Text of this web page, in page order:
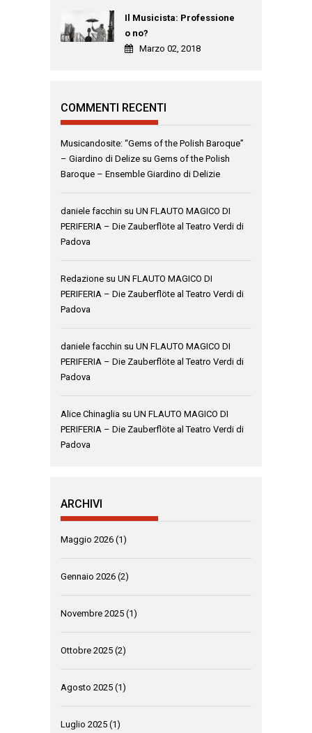
Il Musicista: Professione
o no?
Marzo 02, 2018
COMMENTI RECENTI
Musicandosite: “Gems of the Polish Baroque”
– Giardino di Delize su Gems of the Polish
Baroque – Ensemble Giardino di Delizie
daniele facchin su UN FLAUTO MAGICO DI
PERIFERIA – Die Zauberflöte al Teatro Verdi di
Padova
Redazione su UN FLAUTO MAGICO DI
PERIFERIA – Die Zauberflöte al Teatro Verdi di
Padova
daniele facchin su UN FLAUTO MAGICO DI
PERIFERIA – Die Zauberflöte al Teatro Verdi di
Padova
Alice Chinaglia su UN FLAUTO MAGICO DI
PERIFERIA – Die Zauberflöte al Teatro Verdi di
Padova
ARCHIVI
Maggio 2026 (1)
Gennaio 2026 (2)
Novembre 2025 (1)
Ottobre 2025 (2)
Agosto 2025 (1)
Luglio 2025 (1)